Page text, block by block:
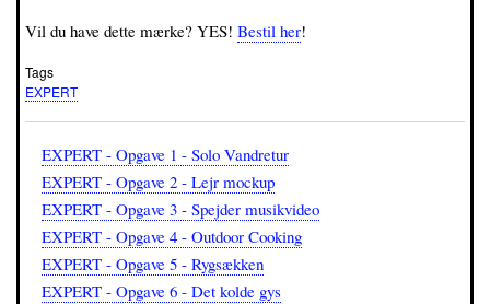
Vil du have dette mærke? YES! Bestil her!
Tags
EXPERT
EXPERT - Opgave 1 - Solo Vandretur
EXPERT - Opgave 2 - Lejr mockup
EXPERT - Opgave 3 - Spejder musikvideo
EXPERT - Opgave 4 - Outdoor Cooking
EXPERT - Opgave 5 - Rygsækken
EXPERT - Opgave 6 - Det kolde gys